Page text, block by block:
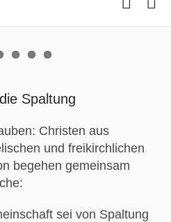
Spaltung
Christen aus
und freikirchlichen
begehen gemeinsam
sei von Spaltung